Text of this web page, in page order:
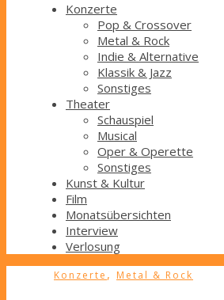
Konzerte
Pop & Crossover
Metal & Rock
Indie & Alternative
Klassik & Jazz
Sonstiges
Theater
Schauspiel
Musical
Oper & Operette
Sonstiges
Kunst & Kultur
Film
Monatsübersichten
Interview
Verlosung
Konzerte , Metal & Rock